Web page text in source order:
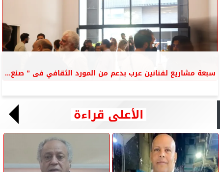
سبعة مشاريع لفنانين عرب بدعم من المورد الثقافي فى ” صنع...
الأعلى قراءة